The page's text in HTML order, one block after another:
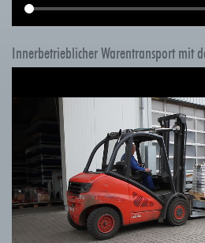
Innerbetrieblicher Warentransport mit